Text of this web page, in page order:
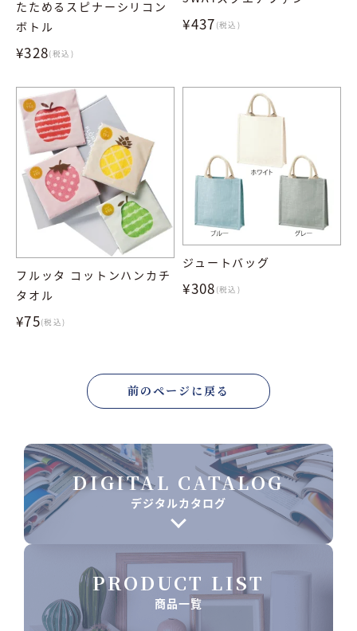
たためるスピナーシリコン
ボトル
¥328(税込)
¥437 (税込)
フルッタ コットンハンカチ
タオル
¥75(税込)
ジュートバッグ
¥308 (税込)
前のページに戻る
DIGITAL CATALOG
デジタルカタログ
PRODUCT LIST
商品一覧